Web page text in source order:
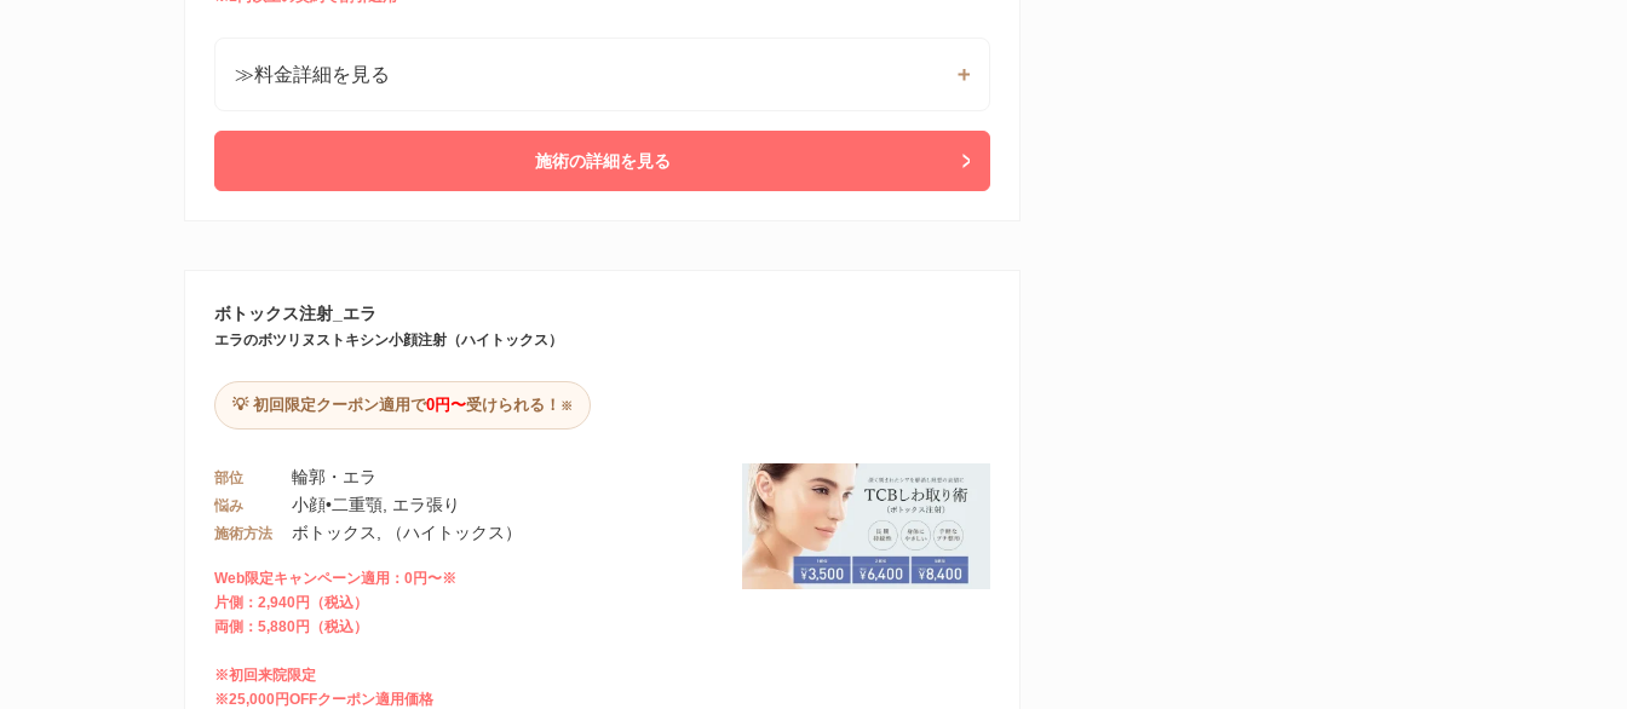
≫料金詳細を見る
施術の詳細を見る
ボトックス注射_エラ
エラのボツリヌストキシン小顔注射（ハイトックス）
💡 初回限定クーポン適用で0円〜受けられる！ ※
部位 輪郭・エラ
悩み 小顔•二重顎, エラ張り
施術方法 ボトックス, （ハイトックス）
Web限定キャンペーン適用：0円〜※
片側：2,940円（税込）
両側：5,880円（税込）
※初回来院限定
※25,000円OFFクーポン適用価格